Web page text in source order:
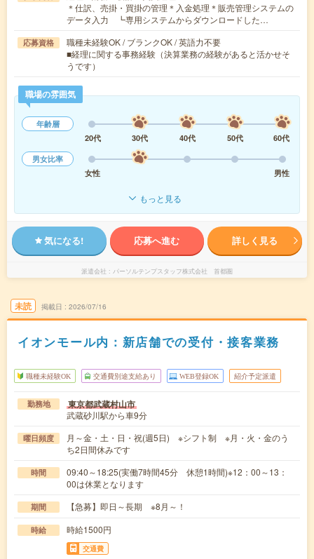
＊仕訳、売掛・買掛の管理＊入金処理＊販売管理システムの
データ入力 ┗専用システムからダウンロードした…
応募資格
職種未経験OK / ブランクOK / 英語力不要
■経理に関する事務経験（決算業務の経験があると活かせそ
うです）
職場の雰囲気
年齢層
20代
30代 40代 50代
60代
男女比率
女性
男性
もっと見る
気になる! 応募へ進む 詳しく見る
派遣会社 パーソルテンプスタッフ株式会社 首都圏
未読 掲載日 2026/07/16
イオンモール内：新店舗での受付・接客業務
職種未経験OK 交通費別途支給あり WEB登録OK 紹介予定派遣
勤務地 東京都武蔵村山市
武蔵砂川駅から車9分
曜日頻度
月～金・土・日・祝(週5日) ※シフト制 ※月・火・金のう
ち2日間休みです
時間
09:40～18:25(実働7時間45分 休憩1時間)※12：00～13：
00は休業となります
期間 【急募】即日～長期 ※8月～！
時給 時給1500円
交通費